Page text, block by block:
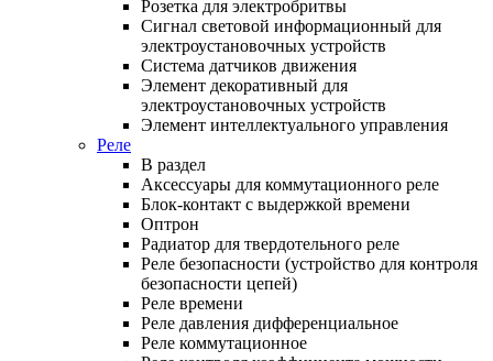
Розетка для электробритвы
Сигнал световой информационный для
электроустановочных устройств
Система датчиков движения
Элемент декоративный для
электроустановочных устройств
Элемент интеллектуального управления
Реле
В раздел
Аксессуары для коммутационного реле
Блок-контакт с выдержкой времени
Оптрон
Радиатор для твердотельного реле
Реле безопасности (устройство для контроля
безопасности цепей)
Реле времени
Реле давления дифференциальное
Реле коммутационное